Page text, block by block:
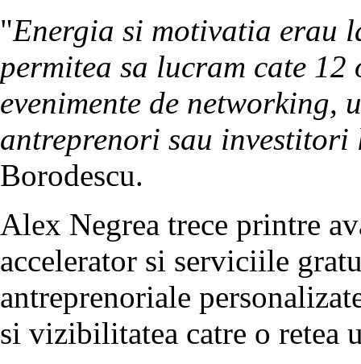
"Energia si motivatia erau
permitea sa lucram cate 12
evenimente de networking,
antreprenori sau
Borodescu.
Alex Negrea trece printre
accelerator si serviciile
antreprenoriale
si vizibilitatea catre o retea